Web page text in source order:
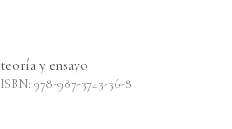
teoría y ensayo
ISBN: 978-987-3743-36-8